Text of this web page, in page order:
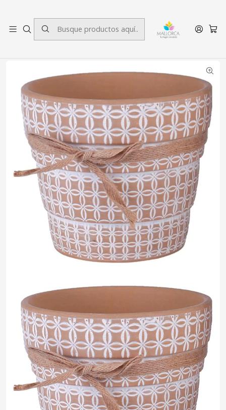
Inicio Decoración Maceteros Macetero Cuadrille Terracota